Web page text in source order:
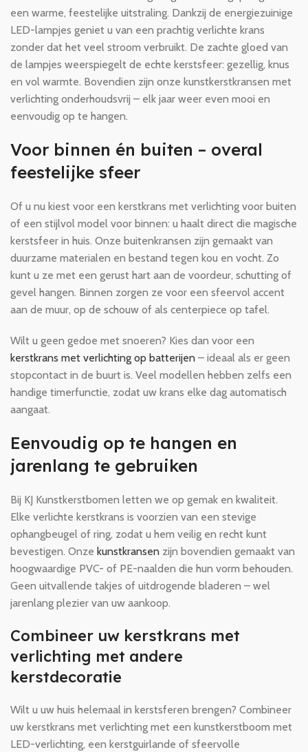
een warme, feestelijke uitstraling. Dankzij de energiezuinige
LED-lampjes geniet u van een prachtig verlichte krans
zonder dat het veel stroom verbruikt. De zachte gloed van
de lampjes weerspiegelt de echte kerstsfeer: gezellig, knus
en vol warmte. Bovendien zijn onze kunstkerstkransen met
verlichting onderhoudsvrij – elk jaar weer even mooi en
eenvoudig op te hangen.
Voor binnen én buiten – overal
feestelijke sfeer
Of u nu kiest voor een kerstkrans met verlichting voor buiten
of een stijlvol model voor binnen: u haalt direct die magische
kerstsfeer in huis. Onze buitenkransen zijn gemaakt van
duurzame materialen en bestand tegen kou en vocht. Zo
kunt u ze met een gerust hart aan de voordeur, schutting of
gevel hangen. Binnen zorgen ze voor een sfeervol accent
aan de muur, op de schouw of als centerpiece op tafel.
Wilt u geen gedoe met snoeren? Kies dan voor een
kerstkrans met verlichting op batterijen – ideaal als er geen
stopcontact in de buurt is. Veel modellen hebben zelfs een
handige timerfunctie, zodat uw krans elke dag automatisch
aangaat.
Eenvoudig op te hangen en
jarenlang te gebruiken
Bij KJ Kunstkerstbomen letten we op gemak en kwaliteit.
Elke verlichte kerstkrans is voorzien van een stevige
ophangbeugel of ring, zodat u hem veilig en recht kunt
bevestigen. Onze kunstkransen zijn bovendien gemaakt van
hoogwaardige PVC- of PE-naalden die hun vorm behouden.
Geen uitvallende takjes of uitdrogende bladeren – wel
jarenlang plezier van uw aankoop.
Combineer uw kerstkrans met
verlichting met andere
kerstdecoratie
Wilt u uw huis helemaal in kerstsferen brengen? Combineer
uw kerstkrans met verlichting met een kunstkerstboom met
LED-verlichting, een kerstguirlande of sfeervolle